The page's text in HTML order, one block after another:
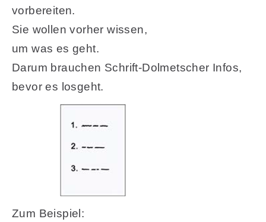
vorbereiten.
Sie wollen vorher wissen,
um was es geht.
Darum brauchen Schrift-Dolmetscher Infos,
bevor es losgeht.
Zum Beispiel: